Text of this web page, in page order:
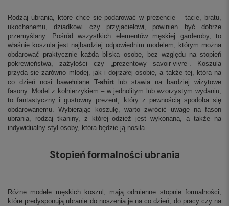
Rodzaj ubrania, które chce się podarować w prezencie – tacie, bratu,
ukochanemu, dziadkowi czy przyjacielowi, powinien być dobrze
przemyślany. Pośród wszystkich elementów męskiej garderoby, to
właśnie koszula jest najbardziej odpowiednim modelem, którym można
obdarować praktycznie każdą bliską osobę, bez względu na stopień
pokrewieństwa, zażyłości czy „prezentowy savoir-vivre”. Koszula
przyda się zarówno młodej, jak i dojrzałej osobie, a także tej, która na
co dzień nosi bawełniane T-shirtlub stawia na bardziej wizytowe
fasony. Model z kołnierzykiem – w jednolitym lub wzorzystym wydaniu,
to fantastyczny i gustowny prezent, który z pewnością spodoba się
obdarowanemu. Wybierając koszulę, warto zwrócić uwagę na fason
ubrania, rodzaj tkaniny, z której odzież jest wykonana, a także na
indywidualny styl osoby, która będzie ją nosiła.
Stopień formalności ubrania
Różne modele męskich koszul, mają odmienne stopnie formalności,
które predysponują ubranie do noszenia je na co dzień, do pracy czy na